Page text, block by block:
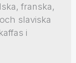
franska,
slaviska
i